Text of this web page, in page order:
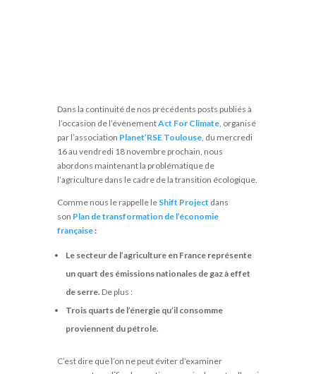
Dans la continuité de nos précédents posts publiés à
l’occasion de l’évènementAct For Climate, organisé
par l’association Planet’RSE Toulouse, du mercredi
16 au vendredi 18 novembre prochain, nous
abordons maintenant la problématique de
l’agriculture dans le cadre de la transition écologique.
Comme nous le rappelle le Shift Project dans
son Plan de transformation de l’économie
française:
Le secteur de l’agriculture en Francereprésente
un quart des émissions nationales de gaz à effet
de serre. De plus :
Trois quarts de l’énergie qu’il consomme
proviennent du pétrole.
C’est dire que l’on ne peut éviter d’examiner